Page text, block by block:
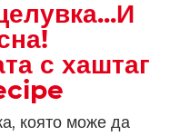
с хаштаг
която може да